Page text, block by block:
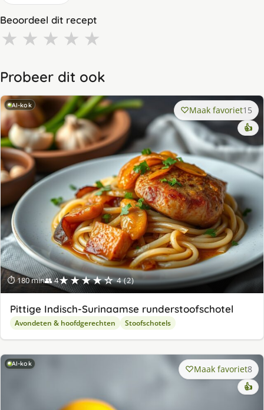
Beoordeel dit recept
★ ★ ★ ★ ★
Probeer dit ook
AI-kok
⏱ 180 min👥 4★★★★☆ 4 (2)
Maak favoriet15
👍
Pittige Indisch-Surinaamse runderstoofschotel
Avondeten & hoofdgerechten Stoofschotels
AI-kok Maak favoriet8
👍